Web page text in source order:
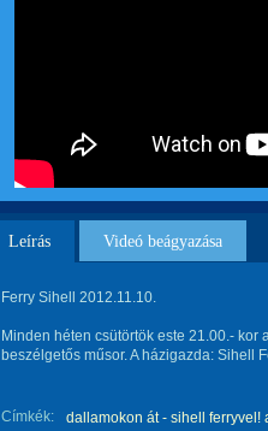
Leírás Videó beágyazása
Ferry Sihell 2012.11.10.
Minden héten csütörtök este 21.00.-
beszélgetős műsor. A házigazda: Sihell
Címkék:
dallamokon át - sihell ferryvel!